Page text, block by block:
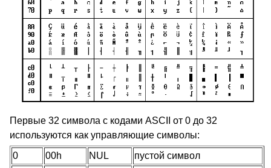
Первые 32 символа с кодами ASCII от 0 до 32
используются как управляющие символы:
0
00h NUL
пустой символ